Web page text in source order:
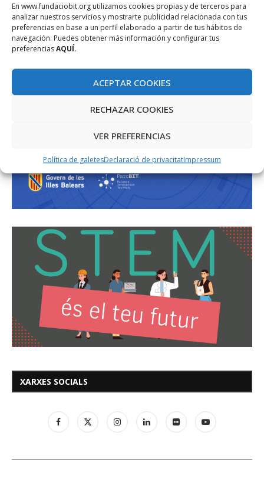
En www.fundaciobit.org utilizamos cookies propias y de terceros para
analizar nuestros servicios y mostrarte publicidad relacionada con tus
preferencias en base a un perfil elaborado a partir de tus hábitos de
navegación. Puedes obtener más información y configurar tus
preferenciasAQUÍ.
ACEPTAR COOKIES
RECHAZAR COOKIES
VER PREFERENCIAS
Política de galetesDeclaració de privacitatImpressum
XARXES SOCIALS